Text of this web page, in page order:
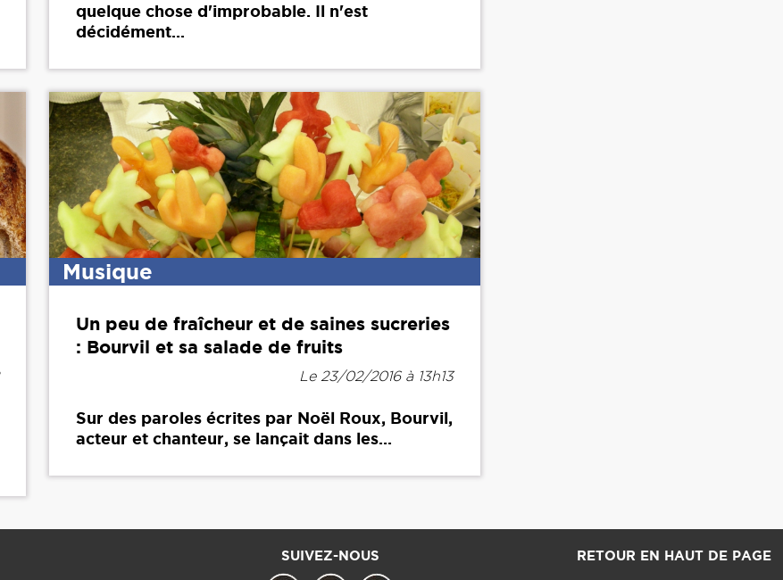
quelque chose d'improbable. Il n'est
décidément...
Musique
Un peu de fraîcheur et de saines sucreries
: Bourvil et sa salade de fruits
Le 23/02/2016 à 13h13
Sur des paroles écrites par Noël Roux, Bourvil,
acteur et chanteur, se lançait dans les...
SUIVEZ-NOUS RETOUR EN HAUT DE PAGE